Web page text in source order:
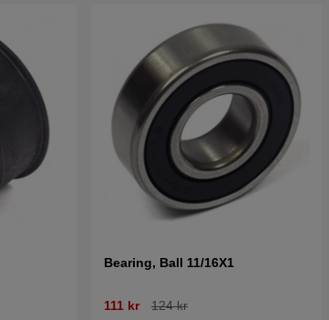
Bearing, Ball 11/16X1
111 kr 124 kr